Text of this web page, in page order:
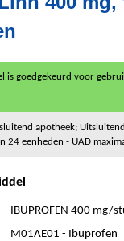
is goedgekeurd voor
apotheek;
24 eenheden - UAD
IBUPROFEN 400 mg/
M01AE01 - Ibuprofen